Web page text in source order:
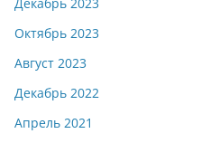
Октябрь 2023
Август 2023
Декабрь 2022
Апрель 2021